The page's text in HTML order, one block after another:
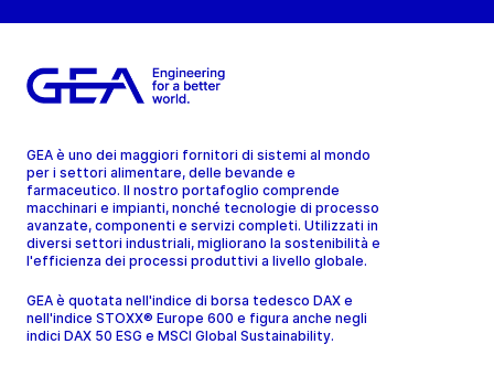
GEA è uno dei maggiori fornitori di sistemi al mondo
per i settori alimentare, delle bevande e
farmaceutico. Il nostro portafoglio comprende
macchinari e impianti, nonché tecnologie di processo
avanzate, componenti e servizi completi. Utilizzati in
diversi settori industriali, migliorano la sostenibilità e
l'efficienza dei processi produttivi a livello globale.
GEA è quotata nell'indice di borsa tedesco DAX e
nell'indice STOXX® Europe 600 e figura anche negli
indici DAX 50 ESG e MSCI Global Sustainability.